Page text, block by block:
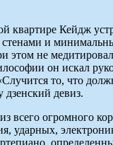
квартире Кейдж
и
этом не
он искал
то, что
девиз.
всего огромного
ударных,